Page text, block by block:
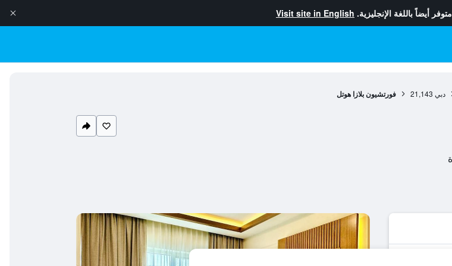
متوفر أيضاً باللغة الإنجليزية. Visit site in English
دبي 21,143 فورتشيون بلازا هوتل